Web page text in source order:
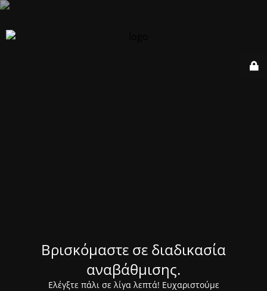
Βρισκόμαστε σε διαδικασία
αναβάθμισης.
Ελέγξτε πάλι σε λίγα λεπτά! Ευχαριστούμε